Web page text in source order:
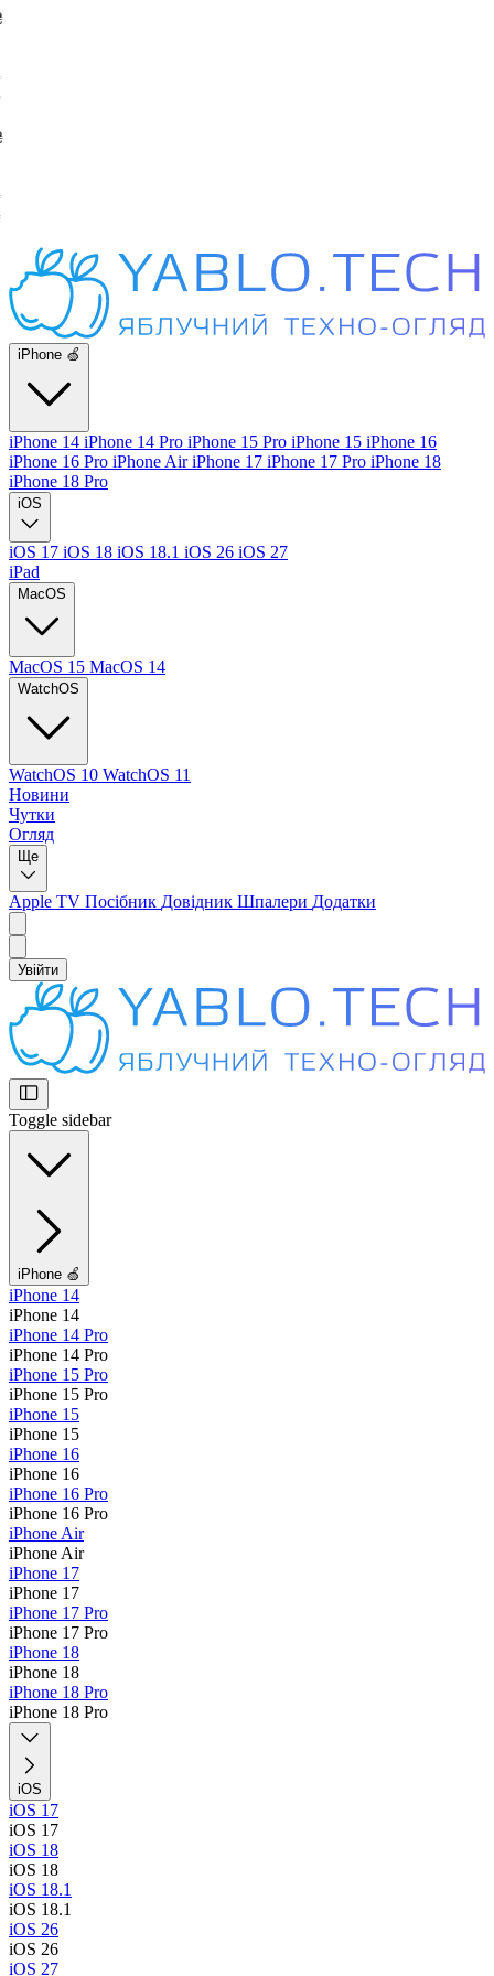
iPhone 🍏
iPhone 14 iPhone 14 Pro iPhone 15 Pro iPhone 15 iPhone 16
iPhone 16 Pro iPhone AiriPhone 17 iPhone 17 Pro iPhone 18
iPhone 18 Pro
iOS
iOS 17 iOS 18 iOS 18.1 iOS 26 iOS 27
iPad
MacOS
MacOS 15 MacOS 14
WatchOS
WatchOS 10 WatchOS 11
Новини
Чутки
Огляд
Ще
Apple TV Посібник Довідник Шпалери Додатки
Увійти
Toggle sidebar
iPhone 🍏
iPhone 14
iPhone 14
iPhone 14 Pro
iPhone 14 Pro
iPhone 15 Pro
iPhone 15 Pro
iPhone 15
iPhone 15
iPhone 16
iPhone 16
iPhone 16 Pro
iPhone 16 Pro
iPhone Air
iPhone Air
iPhone 17
iPhone 17
iPhone 17 Pro
iPhone 17 Pro
iPhone 18
iPhone 18
iPhone 18 Pro
iPhone 18 Pro
iOS
iOS 17
iOS 17
iOS 18
iOS 18
iOS 18.1
iOS 18.1
iOS 26
iOS 26
iOS 27